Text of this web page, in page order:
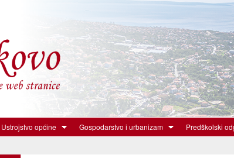
Skoči
glavni
sadržaj
Ustrojstvo općine Gospodarstvo i urbanizam Predškolski